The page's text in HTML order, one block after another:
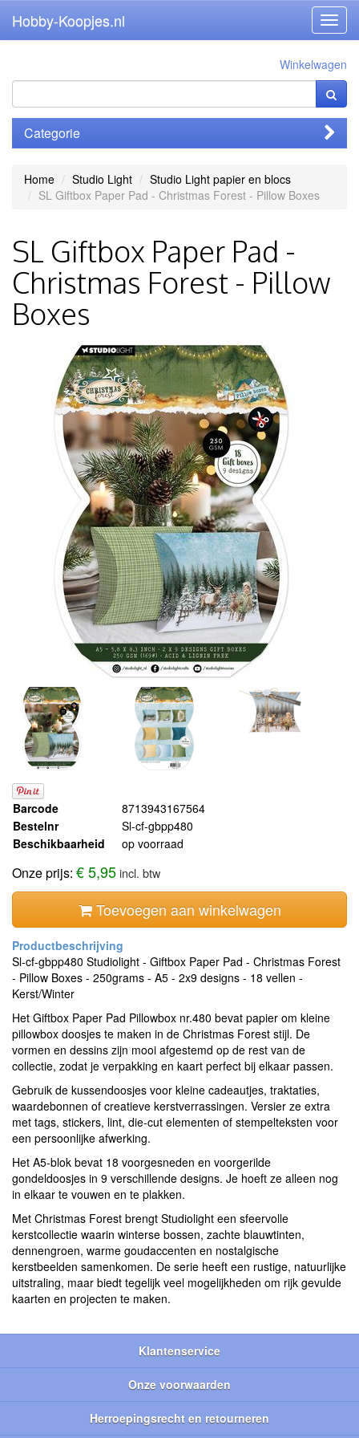
Hobby-Koopjes.nl
Winkelwagen
Categorie
Home Studio Light
Studio Light papier en blocs
SL Giftbox Paper Pad - Christmas Forest - Pillow Boxes
SL Giftbox Paper Pad -
Christmas Forest - Pillow
Boxes
Barcode
8713943167564
Bestelnr
Sl-cf-gbpp480
Beschikbaarheid
op voorraad
Onze prijs: € 5,95incl. btw
Toevoegen aan winkelwagen
Sl-cf-gbpp480 Studiolight - Giftbox Paper Pad - Christmas Forest
- Pillow Boxes - 250grams - A5 - 2x9 designs - 18 vellen -
Kerst/Winter
Het Giftbox Paper Pad Pillowbox nr.480 bevat papier om kleine
pillowbox doosjes te maken in de Christmas Forest stijl. De
vormen en dessins zijn mooi afgestemd op de rest van de
collectie, zodat je verpakking en kaart perfect bij elkaar passen.
Gebruik de kussendoosjes voor kleine cadeautjes, traktaties,
waardebonnen of creatieve kerstverrassingen. Versier ze extra
met tags, stickers, lint, die-cut elementen of stempelteksten voor
een persoonlijke afwerking.
Het A5-blok bevat 18 voorgesneden en voorgerilde
gondeldoosjes in 9 verschillende designs. Je hoeft ze alleen nog
in elkaar te vouwen en te plakken.
Met Christmas Forest brengt Studiolight een sfeervolle
kerstcollectie waarin winterse bossen, zachte blauwtinten,
dennengroen, warme goudaccenten en nostalgische
kerstbeelden samenkomen. De serie heeft een rustige, natuurlijke
uitstraling, maar biedt tegelijk veel mogelijkheden om rijk gevulde
kaarten en projecten te maken.
Klantenservice
Onze voorwaarden
Herroepingsrecht en retourneren